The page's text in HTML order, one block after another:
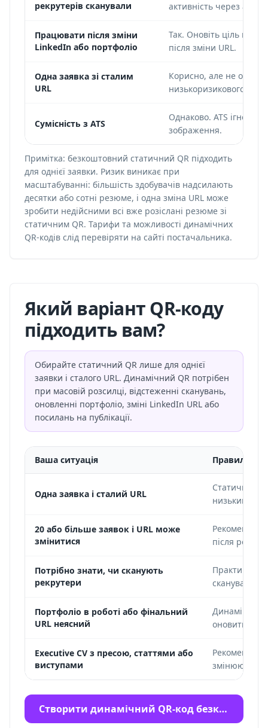
рекрутерів сканували активність через
Працювати після зміни
LinkedIn або портфоліо
Так. Оновіть ціль
після зміни URL.
Одна заявка зі сталим
URL
Корисно, але не
низькоризикового
Сумісність з ATS
Однаково. ATS ігнорує
зображення.
Примітка: безкоштовний статичний QR підходить
для однієї заявки. Ризик виникає при
масштабуванні: більшість здобувачів надсилають
десятки або сотні резюме, і одна зміна URL може
зробити недійсними всі вже розіслані резюме зі
статичним QR. Тарифи та можливості динамічних
QR-кодів слід перевіряти на сайті постачальника.
Який варіант QR-коду
підходить вам?
Обирайте статичний QR лише для однієї
заявки і сталого URL. Динамічний QR потрібен
при масовій розсилці, відстеженні сканувань,
оновленні портфоліо, зміні LinkedIn URL або
посилань на публікації.
Ваша ситуація
Одна заявка і сталий URL
Статичний
низький.
20 або більше заявок і URL може
змінитися
після
Потрібно знати, чи сканують
рекрутери
Практичний
сканувань.
Портфоліо в роботі або фінальний
URL неясний
Динамічний
оновити
Executive CV з пресою, статтями або
виступами
змінюються.
Створити динамічний QR-код безкоштовно